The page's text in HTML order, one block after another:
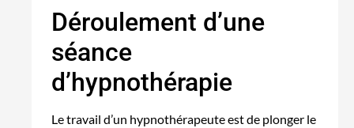
Déroulement d’une
séance
d’hypnothérapie
Le travail d’un hypnothérapeute est de plonger le